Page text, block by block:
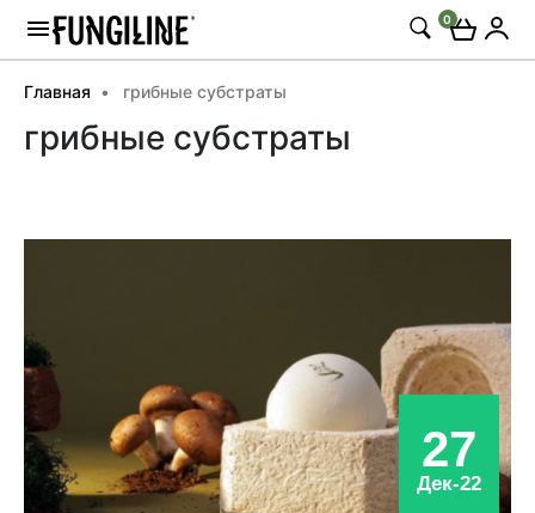
0
Главная грибные субстраты
грибные субстраты
27
Дек-22